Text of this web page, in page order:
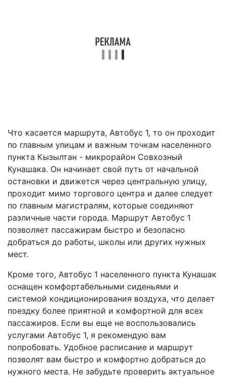
Что касается маршрута, Автобус 1, то он проходит
по главным улицам и важным точкам населенного
пункта Кызылтан - микрорайон Совхозный
Кунашака. Он начинает свой путь от начальной
остановки и движется через центральную улицу,
проходит мимо торгового центра и далее следует
по главным магистралям, которые соединяют
различные части города. Маршрут Автобус 1
позволяет пассажирам быстро и безопасно
добраться до работы, школы или других нужных
мест.
Кроме того, Автобус 1 населенного пункта Кунашак
оснащен комфортабельными сиденьями и
системой кондиционирования воздуха, что делает
поездку более приятной и комфортной для всех
пассажиров. Если вы еще не воспользовались
услугами Автобус 1, я рекомендую вам
попробовать. Удобное расписание и маршрут
позволят вам быстро и комфортно добраться до
нужного места. Не забудьте проверить актуальное